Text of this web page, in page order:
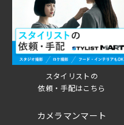
スタイリストの
依頼・手配はこちら
カメラマンマート